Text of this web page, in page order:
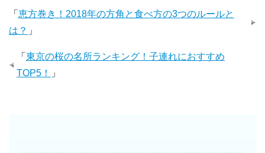
「 恵方巻き！2018年の方角と食べ方の3つのルールと
は？ 」
「 東京の桜の名所ランキング！子連れにおすすめ
TOP5！
」